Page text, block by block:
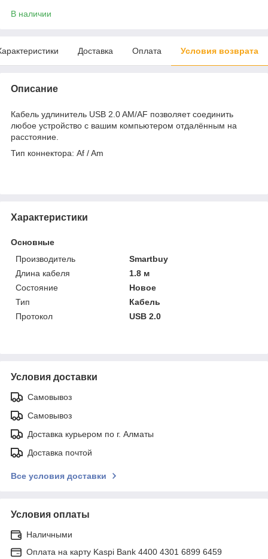
В наличии
Доставка Оплата Условия возврата
Описание
Кабель удлинитель USB 2.0 AM/AF позволяет соединить
любое устройство с вашим компьютером отдалённым на
расстояние.
Тип коннектора: Af / Am
Характеристики
Основные
Производитель
Smartbuy
Длина кабеля
1.8 м
Состояние
Новое
Тип
Кабель
Протокол
USB 2.0
Условия доставки
Самовывоз
Самовывоз
Доставка курьером по г. Алматы
Доставка почтой
Все условия доставки
Условия оплаты
Наличными
Оплата на карту Kaspi Bank 4400 4301 6899 6459